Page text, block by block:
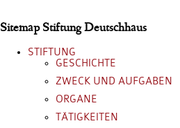
Sitemap Stiftung Deutschhaus
STIFTUNG
GESCHICHTE
ZWECK UND AUFGABEN
ORGANE
TÄTIGKEITEN